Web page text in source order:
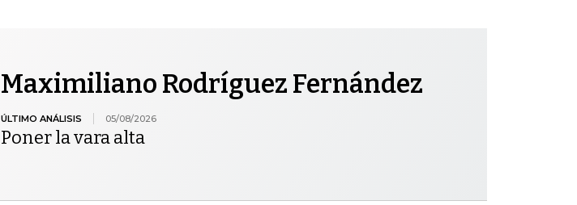
Maximiliano Rodríguez Fernández
ÚLTIMO ANÁLISIS 05/08/2026
Poner la vara alta